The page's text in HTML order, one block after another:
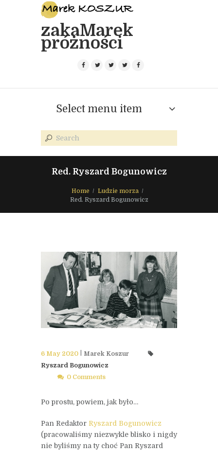
zakaMarek
próżności
Select menu item
Red. Ryszard Bogunowicz
Home
Ludzie morza
Red. Ryszard Bogunowicz
6 May 2020
Marek Koszur
Ryszard Bogunowicz
0 Comments
Po prostu, powiem, jak było…
Pan Redaktor Ryszard Bogunowicz
(pracowaliśmy niezwykle blisko i nigdy
nie byliśmy na ty choć Pan Ryszard